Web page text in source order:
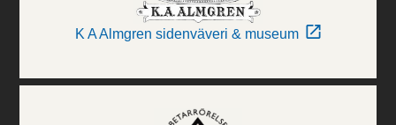
K A Almgren sidenväveri & museum